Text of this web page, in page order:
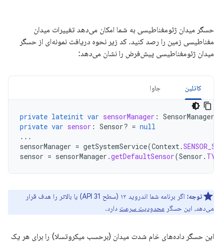
حسگر میدان ژئومغناطیسی به شما امکان می‌دهد تغییرات میدان
مغناطیسی زمین را رصد کنید. کد زیر نحوه دریافت نمونه‌ای از حسگر
میدان ژئومغناطیسی پیش‌فرض را نشان می‌دهد:
کاتلین جاوا
private lateinit var sensorManager : SensorManager
private var sensor : Sensor? = null
...
sensorManager = getSystemService(Context.
sensor = sensorManager .getDefaultSensor(Sensor .
توجه:
اگر برنامه شما اندروید ۱۲ (سطح API 31) یا بالاتر را هدف قرار
می‌دهد، این حسگر محدودیت سرعت دارد.
این حسگر داده‌های خام شدت میدان (برحسب میکروتسلا) را برای هر یک